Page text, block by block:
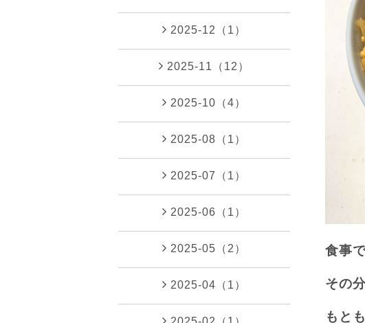
食事
その
もと
2025-12（1）
2025-11（12）
2025-10（4）
2025-08（1）
2025-07（1）
2025-06（1）
2025-05（2）
2025-04（1）